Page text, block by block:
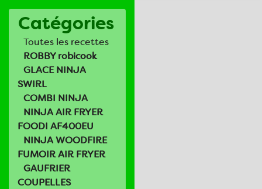
Catégories
Toutes les recettes
ROBBY robicook
GLACE NINJA
SWIRL
COMBI NINJA
NINJA AIR FRYER
FOODI AF400EU
NINJA WOODFIRE
FUMOIR AIR FRYER
GAUFRIER
COUPELLES